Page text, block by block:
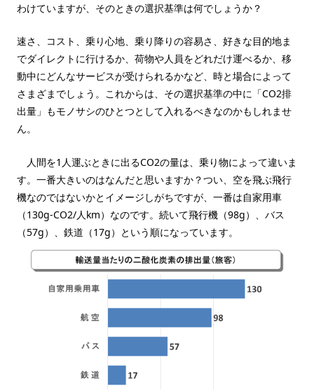
わけていますが、そのときの選択基準は何でしょうか？
速さ、コスト、乗り心地、乗り降りの容易さ、好きな目的地ま
でダイレクトに行けるか、荷物や人員をどれだけ運べるか、移
動中にどんなサービスが受けられるかなど、時と場合によって
さまざまでしょう。これからは、その選択基準の中に「CO2排
出量」もモノサシのひとつとして入れるべきなのかもしれませ
ん。
人間を1人運ぶときに出るCO2の量は、乗り物によって違いま
す。一番大きいのはなんだと思いますか？つい、空を飛ぶ飛行
機なのではないかとイメージしがちですが、一番は自家用車
（130g-CO2/人km）なのです。続いて飛行機（98g）、バス
（57g）、鉄道（17g）という順になっています。